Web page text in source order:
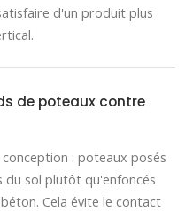
d'un produit plus
de poteaux contre
: poteaux posés
du sol plutôt qu'enfoncés
Cela évite le contact